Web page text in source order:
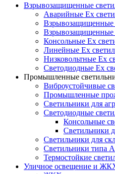
Взрывозащищенные
Аварийные Ex
Взрывозащищенные
Взрывозащищенные
Консольные Ех
Линейные Ex
Низковольтные Ex
Светодиодные Ex
Промышленные
Виброустойчивые
Промышленные
Светильники для
Светодиодные
Консольные
Светильники
Светильники для
Светильники типа
Термостойкие
Уличное освещение и